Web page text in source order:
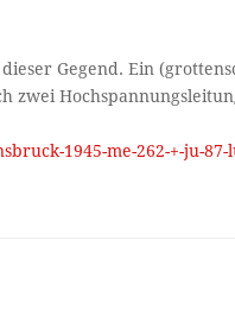
Gegend. Ein
zwei
1945-me-262-+-ju-